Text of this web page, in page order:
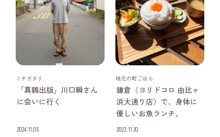
2024.11.05
ミチガタリ
「真鶴出版」川口瞬さん
に会いに行く
2023.11.20
地元の町ごはん
鎌倉〈ヨリドコロ 由比ヶ
浜大通り店〉で、身体に
優しいお魚ランチ。